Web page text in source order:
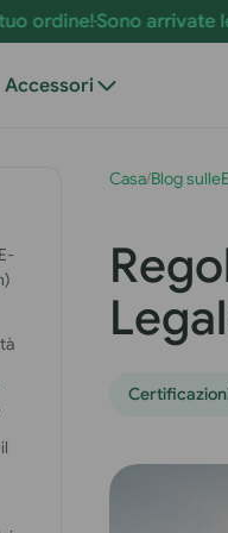
le offerte estive
Accessori
Casa/Blog